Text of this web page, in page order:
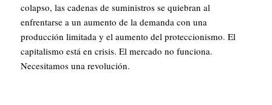
colapso, las cadenas de suministros se quiebran al
enfrentarse a un aumento de la demanda con una
producción limitada y el aumento del proteccionismo. El
capitalismo está en crisis. El mercado no funciona.
Necesitamos una revolución.